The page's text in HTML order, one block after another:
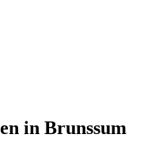
in Brunssum